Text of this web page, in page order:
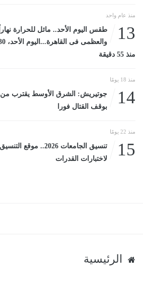
منذ عام واحد
13
طقس اليوم الأحد.. مائل للحرارة نهاراً
منذ 55 دقيقة
منذ 18 يومًا
14
جوتيريش: الشرق الأوسط يقترب من
بوقف القتال فورا
منذ 22 يومًا
15
تنسيق الجامعات 2026..
لاختبارات القدرات
الرئيسية